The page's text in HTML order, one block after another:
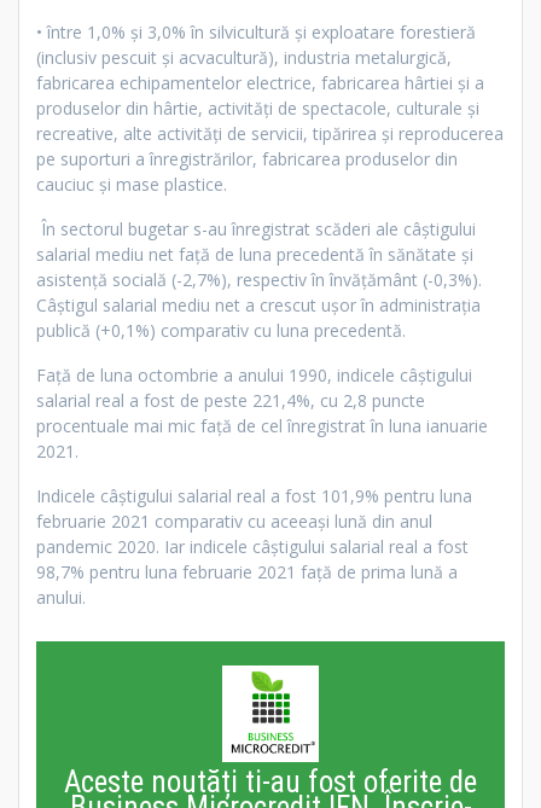
• între 1,0% şi 3,0% în silvicultură şi exploatare forestieră
(inclusiv pescuit şi acvacultură), industria metalurgică,
fabricarea echipamentelor electrice, fabricarea hârtiei şi a
produselor din hârtie, activităţi de spectacole, culturale şi
recreative, alte activităţi de servicii, tipărirea şi reproducerea
pe suporturi a înregistrărilor, fabricarea produselor din
cauciuc şi mase plastice.
În sectorul bugetar s-au înregistrat scăderi ale câştigului
salarial mediu net faţă de luna precedentă în sănătate şi
asistenţă socială (-2,7%), respectiv în învăţământ (-0,3%).
Câştigul salarial mediu net a crescut uşor în administraţia
publică (+0,1%) comparativ cu luna precedentă.
Faţă de luna octombrie a anului 1990, indicele câştigului
salarial real a fost de peste 221,4%, cu 2,8 puncte
procentuale mai mic faţă de cel înregistrat în luna ianuarie
2021.
Indicele câştigului salarial real a fost 101,9% pentru luna
februarie 2021 comparativ cu aceeași lună din anul
pandemic 2020. Iar indicele câştigului salarial real a fost
98,7% pentru luna februarie 2021 faţă de prima lună a
anului.
Aceste noutăți ti-au fost oferite de